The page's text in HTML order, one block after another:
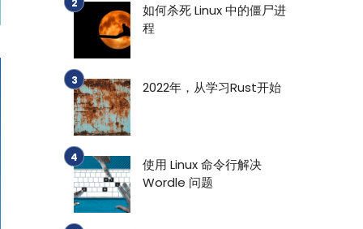
如何杀死 Linux 中的僵尸进
程
2022年，从学习Rust开始
使用 Linux 命令行解决
Wordle 问题